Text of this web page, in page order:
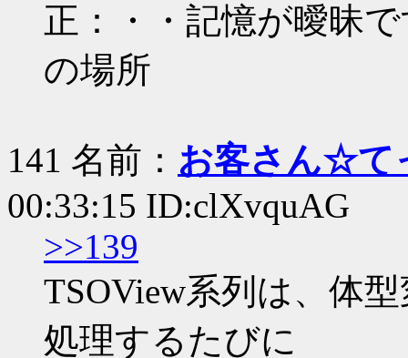
正：・・記憶が曖昧
の場所
141 名前： お客さん☆て
00:33:15 ID:clXvquAG
>>139
TSOView系列は、体
処理するたびに